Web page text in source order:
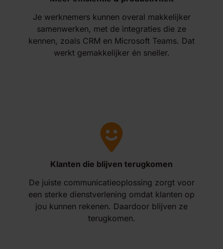
Je werknemers kunnen overal makkelijker
samenwerken, met de integraties die ze
kennen, zoals CRM en Microsoft Teams. Dat
werkt gemakkelijker én sneller.
Klanten die blijven terugkomen
De juiste communicatieoplossing zorgt voor
een sterke dienstverlening omdat klanten op
jou kunnen rekenen. Daardoor blijven ze
terugkomen.